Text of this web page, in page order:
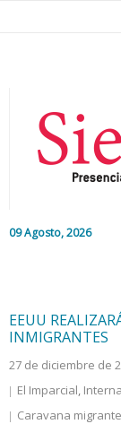
09 Agosto, 2026
EEUU
INMIGRANTES
27 de diciembre de
El Imparcial,
Caravana migrante